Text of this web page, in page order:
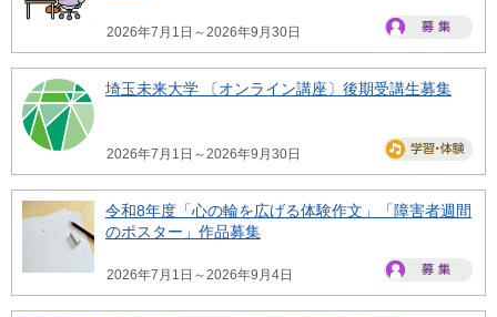
2026年7月1日～2026年9月30日
埼玉未来大学 〔オンライン講座〕後期受講生募集
2026年7月1日～2026年9月30日
令和8年度「心の輪を広げる体験作文」「障害者週間
のポスター」作品募集
2026年7月1日～2026年9月4日